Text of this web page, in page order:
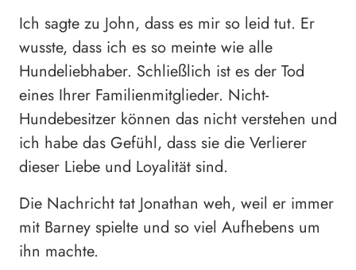
Ich sagte zu John, dass es mir so leid tut. Er
wusste, dass ich es so meinte wie alle
Hundeliebhaber. Schließlich ist es der Tod
eines Ihrer Familienmitglieder. Nicht-
Hundebesitzer können das nicht verstehen und
ich habe das Gefühl, dass sie die Verlierer
dieser Liebe und Loyalität sind.
Die Nachricht tat Jonathan weh, weil er immer
mit Barney spielte und so viel Aufhebens um
ihn machte.